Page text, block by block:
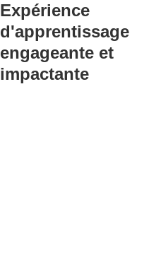
Expérience
d'apprentissage
engageante et
impactante